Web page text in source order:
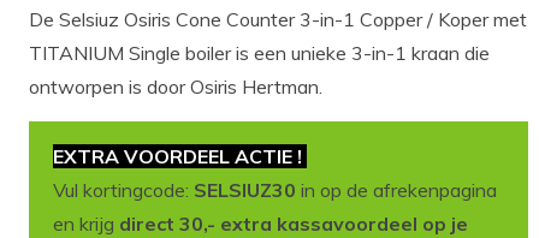
De Selsiuz Osiris Cone Counter 3-in-1 Copper / Koper met
TITANIUM Single boiler is een unieke 3-in-1 kraan die
ontworpen is door Osiris Hertman.
EXTRA VOORDEEL ACTIE !
Vul kortingcode: SELSIUZ30 in op de afrekenpagina
en krijg direct 30,- extra kassavoordeel op je